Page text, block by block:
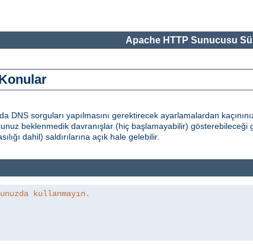
Apache HTTP Sunucusu
DNS sorguları yapılmasını gerektirecek ayarlamalardan
beklenmedik davranışlar (hiç başlamayabilir) gösterebileceği
dahil) saldırılarına açık hale gelebilir.
kullanmayın.